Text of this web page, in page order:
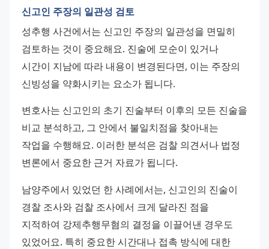
신고인 주장의 일관성 검토
성추행 사건에서는 신고인 주장의 일관성을 면밀히
검토하는 것이 중요해요. 진술에 모순이 있거나
시간이 지남에 따라 내용이 변경된다면, 이는 주장의
신빙성을 약화시키는 요소가 됩니다.
변호사는 신고인의 초기 진술부터 이후의 모든 진술을
비교 분석하고, 그 안에서 불일치점을 찾아내는
작업을 수행해요. 이러한 분석은 검찰 의견서나 법정
변론에서 중요한 근거 자료가 됩니다.
남양주에서 있었던 한 사례에서는, 신고인의 진술이
경찰 조사와 검찰 조사에서 크게 달라진 점을
지적하여 강제추행무혐의 결정을 이끌어낸 경우도
있었어요. 특히 중요한 시간대나 접촉 방식에 대한